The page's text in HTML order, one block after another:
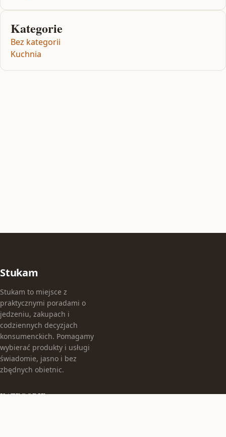
Kategorie
Bez kategorii
Kuchnia
Stukam
Stukam to miejsce z
praktycznymi poradami o
jedzeniu, zakupach i
codziennych decyzjach
konsumenckich. Pomagamy
wybierać produkty i usługi
świadomie, jasno i bez
zbędnych obietnic.
KATEGORIE